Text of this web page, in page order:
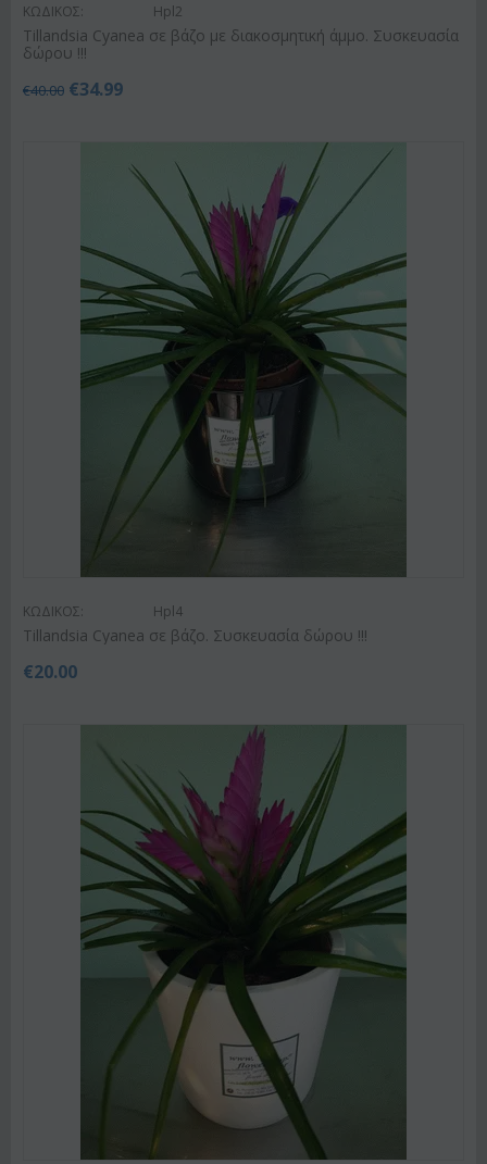
ΚΩΔΙΚΟΣ: Hpl2
Tillandsia Cyanea σε βάζο με διακοσμητική άμμο. Συσκευασία
δώρου !!!
€40.00 €34.99
ΚΩΔΙΚΟΣ: Hpl4
Tillandsia Cyanea σε βάζο. Συσκευασία δώρου !!!
€20.00